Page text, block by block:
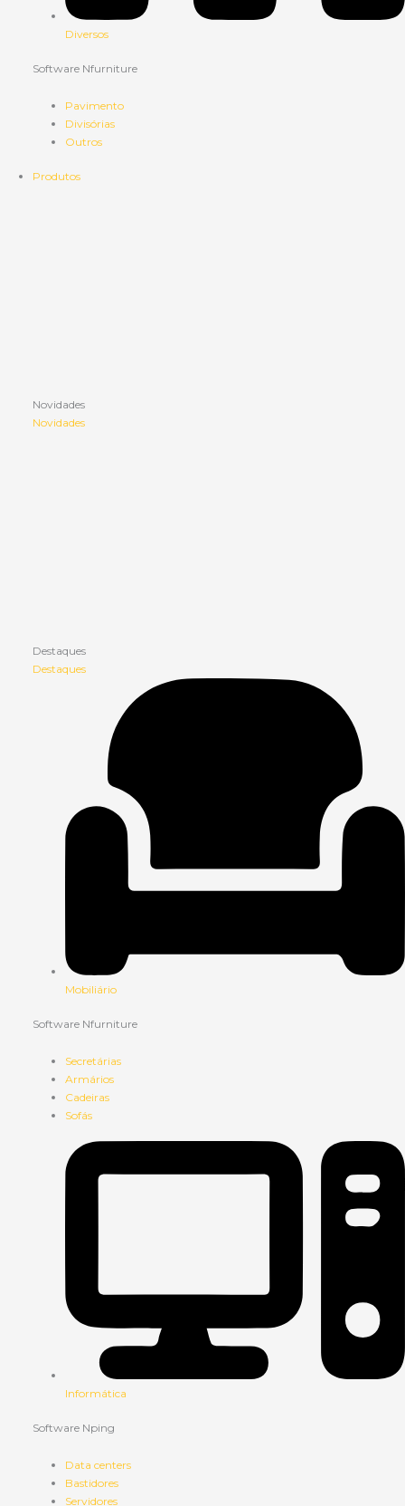
Diversos
Software Nfurniture
Pavimento
Divisórias
Outros
Produtos
Novidades
Novidades
Destaques
Destaques
Mobiliário
Software Nfurniture
Secretárias
Armários
Cadeiras
Sofás
Informática
Software Nping
Data centers
Bastidores
Servidores